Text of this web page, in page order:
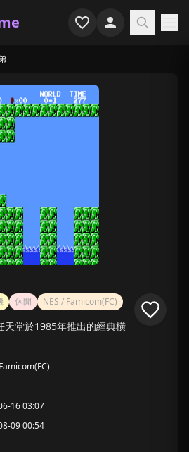
休閒 NES / Famicom(FC)
天堂於1985年推出的經典橫
16 03:07
09 00:54